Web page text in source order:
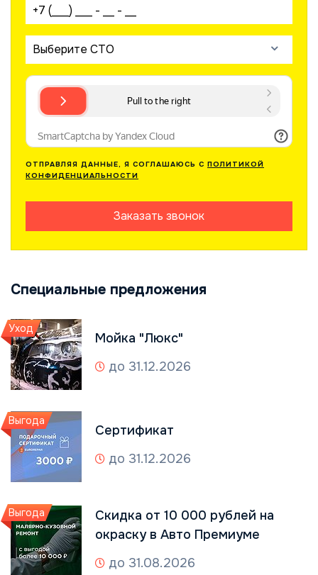
Ваш телефон:
Выберите СТО
ОТПРАВЛЯЯ ДАННЫЕ, Я СОГЛАШАЮСЬ С ПОЛИТИКОЙ
КОНФИДЕНЦИАЛЬНОСТИ
Заказать звонок
Специальные предложения
Уход
Мойка "Люкс"
до 31.12.2026
Выгода
Сертификат
до 31.12.2026
Выгода
Скидка от 10 000 рублей на
окраску в Авто Премиуме
до 31.08.2026